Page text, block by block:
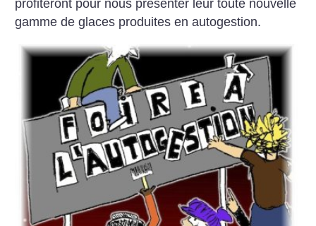
profiteront pour nous présenter leur toute nouvelle
gamme de glaces produites en autogestion.